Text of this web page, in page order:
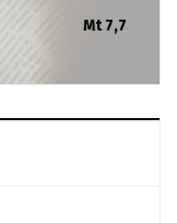
Mt 7,7